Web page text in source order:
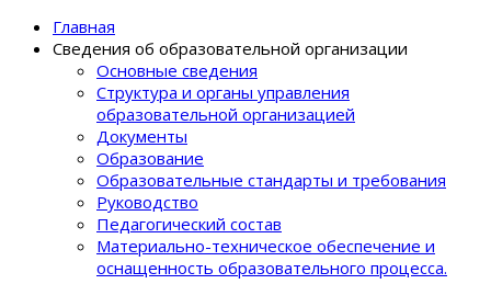
Главная
Сведения об образовательной организации
Основные сведения
Структура и органы управления
образовательной организацией
Документы
Образование
Образовательные стандарты и требования
Руководство
Педагогический состав
Материально-техническое обеспечение и
оснащенность образовательного процеcса.